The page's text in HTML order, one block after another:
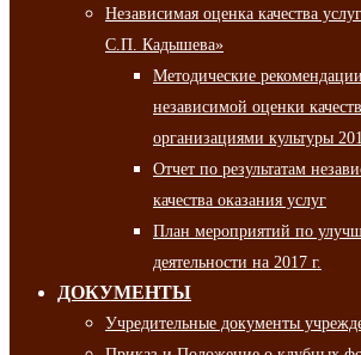
Независимая оценка качества
С.П. Кадышева»
Методические
независимой оценки
организациями культуры
Отчет по результатам
качества оказания услуг
План мероприятий по
деятельности на 2017 г.
ДОКУМЕНТЫ
Учредительные документы